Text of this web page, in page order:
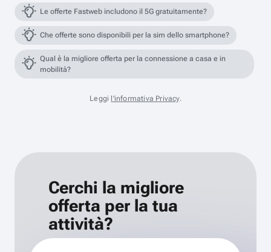
Le offerte Fastweb includono il 5G gratuitamente?
Che offerte sono disponibili per la sim dello smartphone?
Qual è la migliore offerta per la connessione a casa e in
mobilità?
Leggi l'informativa Privacy.
Cerchi la migliore
offerta per la tua
attività?